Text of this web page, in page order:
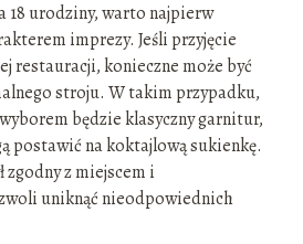
18 urodziny, warto najpierw
imprezy. Jeśli przyjęcie
restauracji, konieczne może być
stroju. W takim przypadku,
będzie klasyczny garnitur,
postawić na koktajlową sukienkę.
zgodny z miejscem i
uniknąć nieodpowiednich